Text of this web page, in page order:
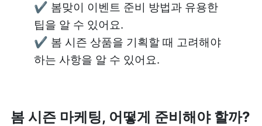
✔️ 봄맞이 이벤트 준비 방법과 유용한
팁을 알 수 있어요.
✔️ 봄 시즌 상품을 기획할 때 고려해야
하는 사항을 알 수 있어요.
봄 시즌 마케팅, 어떻게 준비해야 할까?